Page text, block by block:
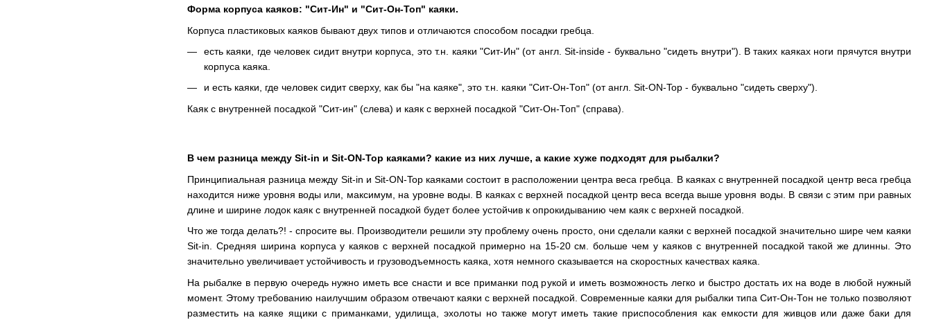
Форма корпуса каяков: "Сит-Ин" и "Сит-Он-Топ" каяки.
Корпуса пластиковых каяков бывают двух типов и отличаются способом посадки гребца.
есть каяки, где человек сидит внутри корпуса, это т.н. каяки "Сит-Ин" (от англ. Sit-inside - буквально "сидеть внутри"). В таких каяках ноги прячутся внутри
корпуса каяка.
и есть каяки, где человек сидит сверху, как бы "на каяке", это т.н. каяки "Сит-Он-Топ" (от англ. Sit-ON-Top - буквально "сидеть сверху").
Каяк с внутренней посадкой "Сит-ин" (слева) и каяк с верхней посадкой "Сит-Он-Топ" (справа).
В чем разница между Sit-in и Sit-ON-Top каяками? какие из них лучше, а какие хуже подходят для рыбалки?
Принципиальная разница между Sit-in и Sit-ON-Top каяками состоит в расположении центра веса гребца. В каяках с внутренней посадкой центр веса гребца
находится ниже уровня воды или, максимум, на уровне воды. В каяках с верхней посадкой центр веса всегда выше уровня воды. В связи с этим при равных
длине и ширине лодок каяк с внутренней посадкой будет более устойчив к опрокидыванию чем каяк с верхней посадкой.
Что же тогда делать?! - спросите вы. Производители решили эту проблему очень просто, они сделали каяки с верхней посадкой значительно шире чем каяки
Sit-in. Средняя ширина корпуса у каяков с верхней посадкой примерно на 15-20 см. больше чем у каяков с внутренней посадкой такой же длинны. Это
значительно увеличивает устойчивость и грузоводъемность каяка, хотя немного сказывается на скоростных качествах каяка.
На рыбалке в первую очередь нужно иметь все снасти и все приманки под рукой и иметь возможность легко и быстро достать их на воде в любой нужный
момент. Этому требованию наилучшим образом отвечают каяки с верхней посадкой. Современные каяки для рыбалки типа Сит-Он-Тон не только позволяют
разместить на каяке ящики с приманками, удилища, эхолоты но также могут иметь такие приспособления как емкости для живцов или даже баки для